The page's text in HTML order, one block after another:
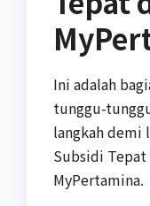
Ini adalah
tunggu-
langkah demi
Subsidi
MyPertamina.